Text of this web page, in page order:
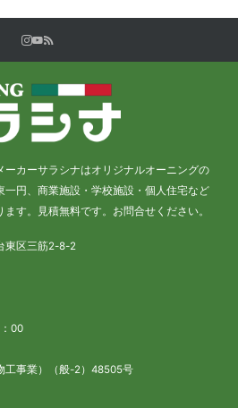
ーカーサラシナはオリジナルオーニングの
一円、商業施設・学校施設・個人住宅など
す。見積無料です。お問合せください。
区三筋2-8-2
00
業）（般-2）48505号